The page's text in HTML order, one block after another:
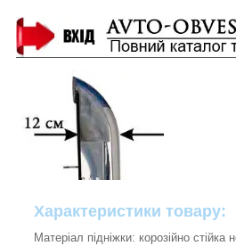
Характеристики товару:
Матеріал підніжки: корозійно